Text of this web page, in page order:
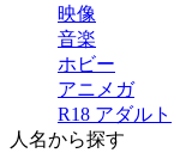
映像
音楽
ホビー
アニメガ
R18 アダルト
人名から探す